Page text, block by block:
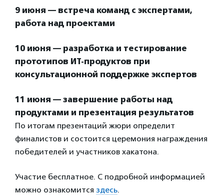
9 июня — встреча команд с экспертами,
работа над проектами
10 июня — разработка и тестирование
прототипов ИТ-продуктов при
консультационной поддержке экспертов
11 июня — завершение работы над
продуктами и презентация результатов
По итогам презентаций жюри определит
финалистов и состоится церемония награждения
победителей и участников хакатона.
Участие бесплатное. С подробной информацией
можно ознакомится здесь.